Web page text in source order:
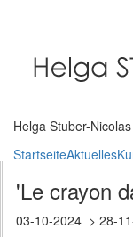
Helga Stuber-
StartseiteAktuelles
'Le crayon
03-10-2024
28-